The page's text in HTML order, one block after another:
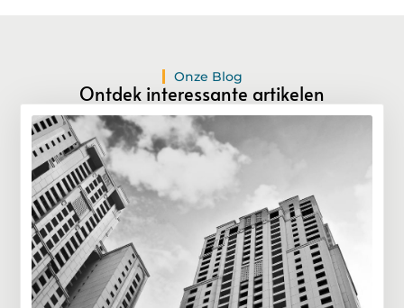
Onze Blog
Ontdek interessante artikelen